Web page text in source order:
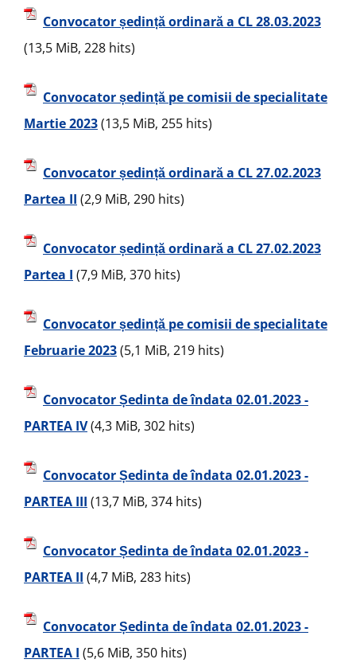
Convocator ședință ordinară a CL 28.03.2023
(13,5 MiB, 228 hits)
Convocator ședință pe comisii de specialitate
Martie 2023(13,5 MiB, 255 hits)
Convocator ședință ordinară a CL 27.02.2023
Partea II (2,9 MiB, 290 hits)
Convocator ședință ordinară a CL 27.02.2023
Partea I (7,9 MiB, 370 hits)
Convocator ședință pe comisii de specialitate
Februarie 2023(5,1 MiB, 219 hits)
Convocator Ședinta de îndata 02.01.2023 -
PARTEA IV(4,3 MiB, 302 hits)
Convocator Ședinta de îndata 02.01.2023 -
PARTEA III (13,7 MiB, 374 hits)
Convocator Ședinta de îndata 02.01.2023 -
PARTEA II (4,7 MiB, 283 hits)
Convocator Ședinta de îndata 02.01.2023 -
PARTEA I (5,6 MiB, 350 hits)